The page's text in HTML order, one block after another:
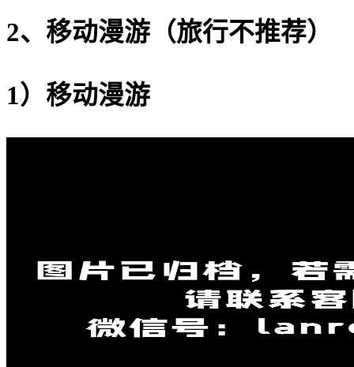
2、移动漫游（旅行不推荐）
1）移动漫游